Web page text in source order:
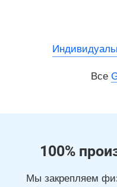
Все
100%
Мы закрепляем